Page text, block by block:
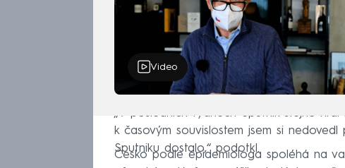
Video
„V posledních týdnech Sputnik stejně
k časovým souvislostem jsem si
Sputniku dostalo,“ podotkl.
Česko podle epidemiologa spoléhá na